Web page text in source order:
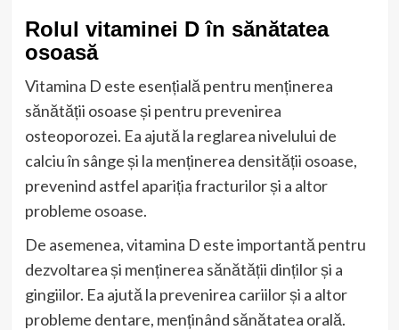
Rolul vitaminei D în sănătatea
osoasă
Vitamina D este esențială pentru menținerea
sănătății osoase și pentru prevenirea
osteoporozei. Ea ajută la reglarea nivelului de
calciu în sânge și la menținerea densității osoase,
prevenind astfel apariția fracturilor și a altor
probleme osoase.
De asemenea, vitamina D este importantă pentru
dezvoltarea și menținerea sănătății dinților și a
gingiilor. Ea ajută la prevenirea cariilor și a altor
probleme dentare, menținând sănătatea orală.